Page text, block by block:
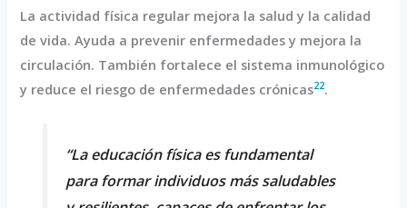
La actividad física regular mejora la salud y la calidad
de vida. Ayuda a prevenir enfermedades y mejora la
circulación. También fortalece el sistema inmunológico
y reduce el riesgo de enfermedades crónicas22.
“La educación física es fundamental
para formar individuos más saludables